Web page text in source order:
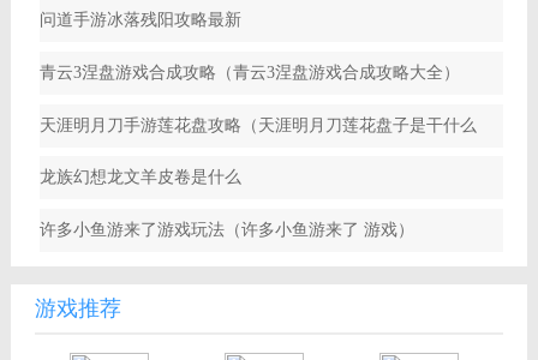
频）
问道手游冰落残阳攻略最新
青云3涅盘游戏合成攻略（青云3涅盘游戏合成攻略大全）
天涯明月刀手游莲花盘攻略（天涯明月刀莲花盘子是干什么
用）
龙族幻想龙文羊皮卷是什么
许多小鱼游来了游戏玩法（许多小鱼游来了 游戏）
游戏推荐